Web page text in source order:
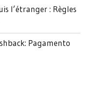
l’étranger : Règles
Pagamento